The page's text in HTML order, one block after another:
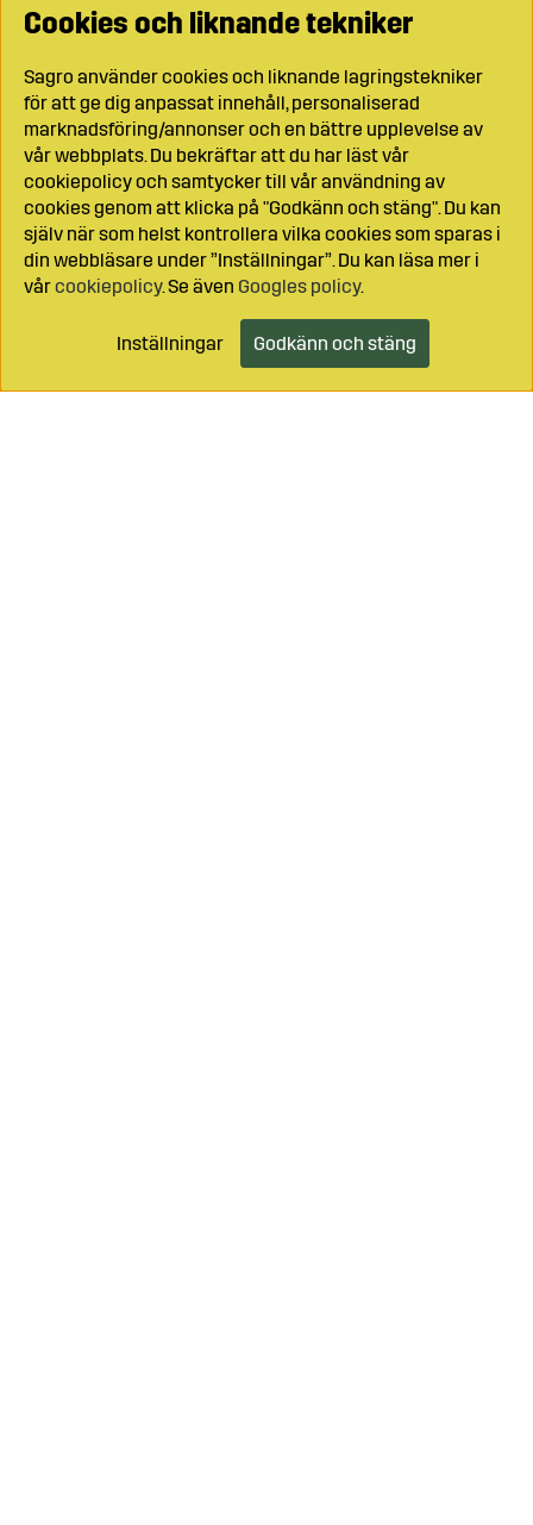
Lägg i kundvagnen
Cookies och liknande tekniker
Sagro använder cookies och liknande lagringstekniker
för att ge dig anpassat innehåll, personaliserad
marknadsföring/annonser och en bättre upplevelse av
vår webbplats. Du bekräftar att du har läst vår
cookiepolicy och samtycker till vår användning av
cookies genom att klicka på "Godkänn och stäng". Du kan
själv när som helst kontrollera vilka cookies som sparas i
din webbläsare under ”Inställningar”. Du kan läsa mer i
vårcookiepolicy. Se även Googles policy.
Inställningar Godkänn och stäng